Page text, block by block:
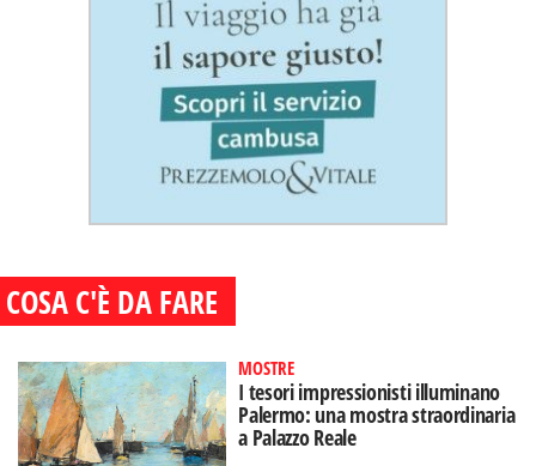
COSA C'È DA FARE
MOSTRE
I tesori impressionisti illuminano
Palermo: una mostra straordinaria
a Palazzo Reale